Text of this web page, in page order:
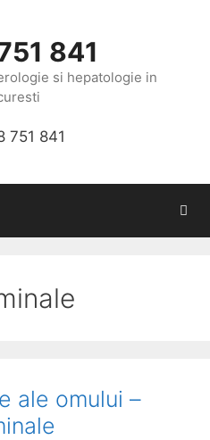
841
si hepatologie in
ale omului –